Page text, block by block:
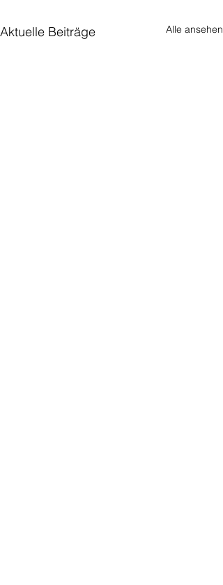
Aktuelle Beiträge Alle ansehen